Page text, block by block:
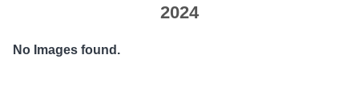
2024
No Images found.